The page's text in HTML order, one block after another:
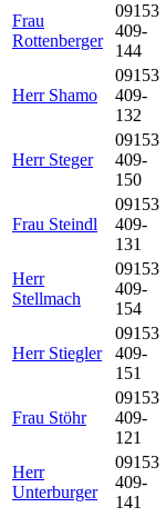
Frau
Rottenberger
09153
409-
144
Herr Shamo
09153
409-
132
Herr Steger
09153
409-
150
Frau Steindl
09153
409-
131
Herr
Stellmach
09153
409-
154
Herr Stiegler
09153
409-
151
Frau Stöhr
09153
409-
121
Herr
Unterburger
09153
409-
141